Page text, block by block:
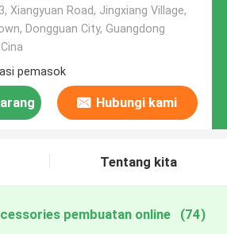
Xiangyuan Road, Jingxiang Village,
Dongguan City, Guangdong
pemasok
Hubungi kami
Tentang kita
pembuatan online (74)